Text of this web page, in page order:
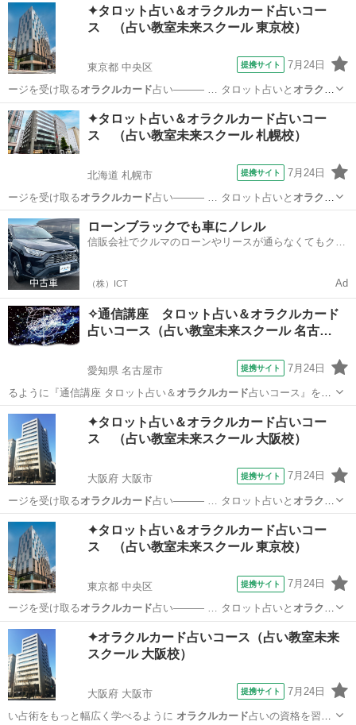
✦タロット占い＆オラクルカード占いコー
ス （占い教室未来スクール 東京校）
東京都 中央区 提携サイト 7月24日
ージを受け取るオラクルカード 占い――― … タロット占いと オラクル
カード占いの2つの資…
東京 中央区
✦タロット占い＆オラクルカード占いコー
ス （占い教室未来スクール 札幌校）
北海道 札幌市 提携サイト 7月24日
ージを受け取るオラクルカード 占い――― … タロット占いと オラクル
カード占いの2つの資…
北海道 札幌市
ローンブラックでも車にノレル
信販会社でクルマのローンやリースが通らなくてもクル
（株）ICT Ad
✧通信講座 タロット占い＆オラクルカード
占いコース（占い教室未来スクール 名古…
愛知県 名古屋市 提携サイト 7月24日
るように『通信講座 タロット占い＆ オラクルカード占いコース』を開
設いたしました。 …
愛知 占い
✦タロット占い＆オラクルカード占いコー
ス （占い教室未来スクール 大阪校）
大阪府 大阪市 提携サイト 7月24日
ージを受け取るオラクルカード 占い――― … タロット占いと オラクル
カード占いの2つの資…
大阪
✦タロット占い＆オラクルカード占いコー
ス （占い教室未来スクール 東京校）
東京都 中央区 提携サイト 7月24日
ージを受け取るオラクルカード 占い――― … タロット占いと オラクル
カード占いの2つの資…
東京 占い
✦オラクルカード占いコース（占い教室未来
スクール 大阪校）
大阪府 大阪市 提携サイト 7月24日
い占術をもっと幅広く学べるように オラクルカード占いの資格を習得